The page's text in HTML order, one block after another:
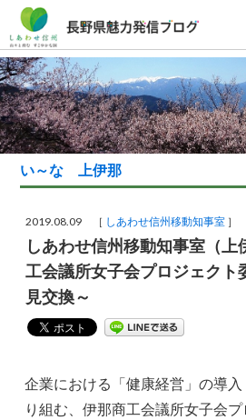
い～な 上伊那
2019.08.09 ［ しあわせ信州移動知事室 ］
しあわせ信州移動知事室（
工会議所女子会プロジェクト
見交換～
企業における「健康経営」の導
り組む、伊那商工会議所女子会